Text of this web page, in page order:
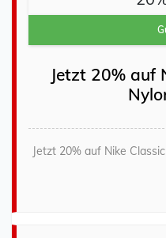
Jetzt 20% auf
Jetzt 20% auf Nike